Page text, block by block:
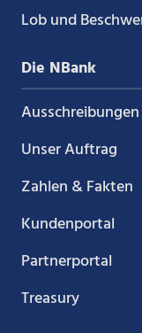
Lob und
Die NBank
Ausschreibungen
Unser Auftrag
Zahlen & Fakten
Kundenportal
Partnerportal
Treasury